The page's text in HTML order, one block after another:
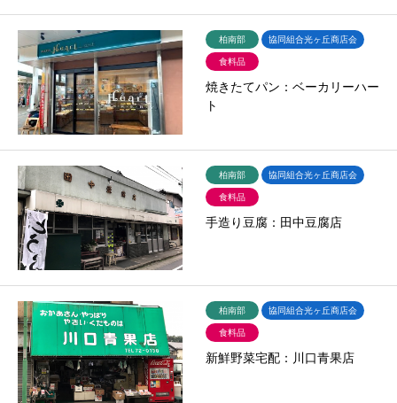
柏南部 協同組合光ヶ丘商店会
食料品
焼きたてパン：ベーカリーハー
ト
柏南部 協同組合光ヶ丘商店会
食料品
手造り豆腐：田中豆腐店
柏南部 協同組合光ヶ丘商店会
食料品
新鮮野菜宅配：川口青果店